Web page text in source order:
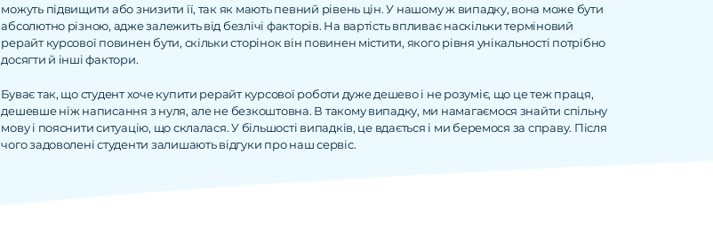
можуть підвищити або знизити її, так як мають певний рівень цін. У нашому ж випадку, вона може бути
абсолютно різною, адже залежить від безлічі факторів. На вартість впливає наскільки терміновий
рерайт курсової повинен бути, скільки сторінок він повинен містити, якого рівня унікальності потрібно
досягти й інші фактори.
Буває так, що студент хоче купити рерайт курсової роботи дуже дешево і не розуміє, що це теж праця,
дешевше ніж написання з нуля, але не безкоштовна. В такому випадку, ми намагаємося знайти спільну
мову і пояснити ситуацію, що склалася. У більшості випадків, це вдається і ми беремося за справу. Після
чого задоволені студенти залишають відгуки про наш сервіс.